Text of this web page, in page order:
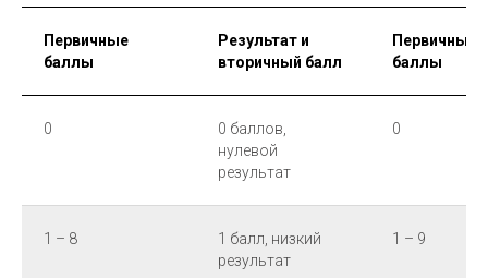
Первичные
баллы
Результат и
вторичный балл
Первичные
баллы
0
0 баллов,
нулевой
результат
0
1 – 8
1 балл, низкий
результат
1 – 9